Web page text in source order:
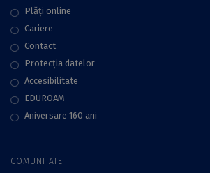
Plăţi online
Cariere
Contact
Protecţia datelor
Accesibilitate
EDUROAM
Aniversare 160 ani
COMUNITATE